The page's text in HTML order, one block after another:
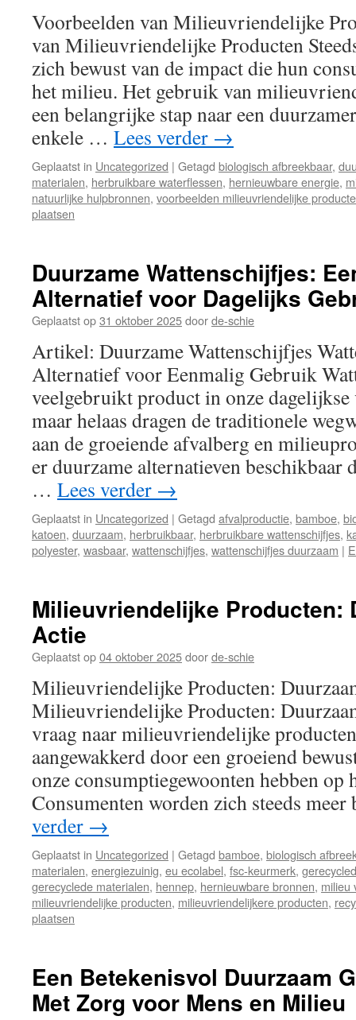
Voorbeelden van Milieuvriendelijke
van Milieuvriendelijke Producten
zich bewust van de impact die hun
het milieu. Het gebruik van
een belangrijke stap naar een
enkele … Lees verder →
Geplaatst in Uncategorized | Getagd biologisch afbreekbaar,
materialen, herbruikbare waterflessen, hernieuwbare energie,
natuurlijke hulpbronnen, voorbeelden milieuvriendelijke
plaatsen
Duurzame Wattenschijfjes:
Alternatief voor Dagelijks
Geplaatst op31 oktober 2025doorde-schie
Artikel: Duurzame Wattenschijfjes
Alternatief voor Eenmalig Gebruik
veelgebruikt product in onze
maar helaas dragen de traditionele
aan de groeiende afvalberg en
er duurzame alternatieven
… Lees verder →
Geplaatst in Uncategorized | Getagd afvalproductie, bamboe,
katoen, duurzaam, herbruikbaar, herbruikbare wattenschijfjes,
polyester, wasbaar, wattenschijfjes, wattenschijfjes duurzaam |
Milieuvriendelijke Producten:
Actie
Geplaatst op04 oktober 2025doorde-schie
Milieuvriendelijke Producten:
Milieuvriendelijke Producten:
vraag naar milieuvriendelijke
aangewakkerd door een groeiend
onze consumptiegewoonten hebben op
Consumenten worden zich steeds
verder →
Geplaatst in Uncategorized | Getagd bamboe, biologisch
materialen, energiezuinig, eu ecolabel, fsc-keurmerk,
gerecyclede materialen, hennep, hernieuwbare bronnen, milieu
milieuvriendelijke producten, milieuvriendelijkere producten,
plaatsen
Een Betekenisvol Duurzaam
Met Zorg voor Mens en Milieu